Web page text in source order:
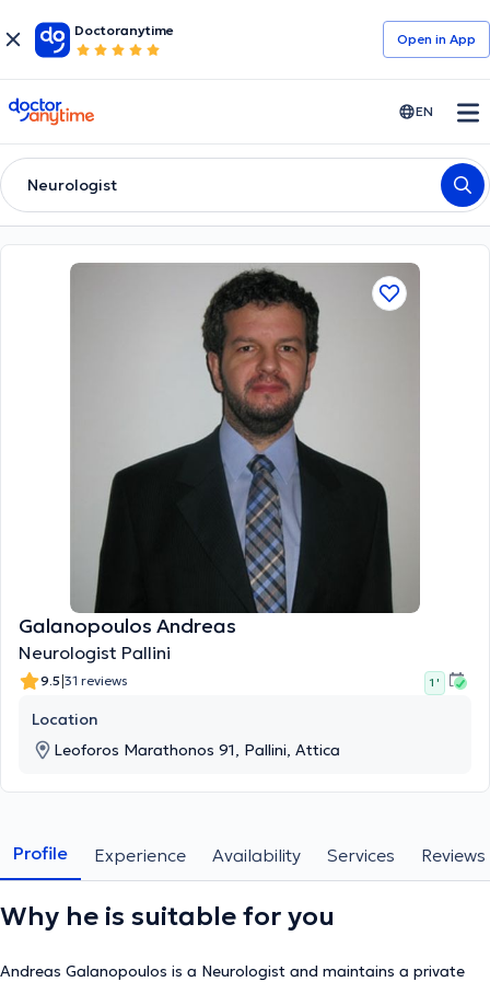
Doctoranytime
Open in Αpp
doctoranytime EN
Neurologist
Galanopoulos Andreas
Neurologist Pallini
9.5|31 reviews 1 '
Location
Leoforos Marathonos 91, Pallini, Attica
Profile Experience Availability Services Reviews
Why he is suitable for you
Andreas Galanopoulos is a Neurologist and maintains a private